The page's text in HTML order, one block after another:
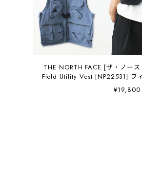
THE NORTH FACE [ザ・ノース・フェイス正規代理店]
Field Utility Vest [NP22531] フ
ベスト(ユニセックス)・ベスト
ャンプベスト・ナイロンベス
¥19,800